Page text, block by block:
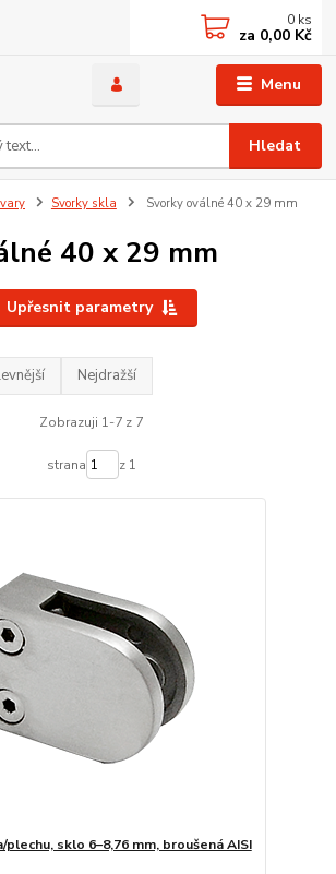
Menu
Hledat
0 ks
za 0,00 Kč
Svorky skla Svorky oválné 40 x 29 mm
40 x 29 mm
Upřesnit parametry
Nejdražší
Zobrazuji 1-7 z 7
strana z 1
plechu, sklo 6–8,76 mm, broušená AISI